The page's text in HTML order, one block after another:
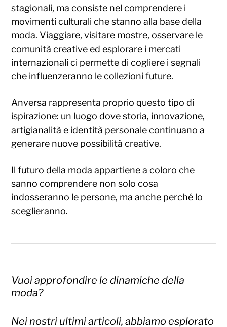
stagionali, ma consiste nel comprendere i
movimenti culturali che stanno alla base della
moda. Viaggiare, visitare mostre, osservare le
comunità creative ed esplorare i mercati
internazionali ci permette di cogliere i segnali
che influenzeranno le collezioni future.
Anversa rappresenta proprio questo tipo di
ispirazione: un luogo dove storia, innovazione,
artigianalità e identità personale continuano a
generare nuove possibilità creative.
Il futuro della moda appartiene a coloro che
sanno comprendere non solo cosa
indosseranno le persone, ma anche perché lo
sceglieranno.
Vuoi approfondire le dinamiche della
moda?
Nei nostri ultimi articoli, abbiamo esplorato